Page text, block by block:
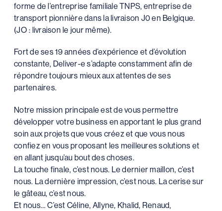
forme de l’entreprise familiale TNPS, entreprise de
transport pionnière dans la livraison J0 en Belgique.
(JO : livraison le jour même).
Fort de ses 19 années d’expérience et d’évolution
constante, Deliver-e s’adapte constamment afin de
répondre toujours mieux aux attentes de ses
partenaires.
Notre mission principale est de vous permettre
développer votre business en apportant le plus grand
soin aux projets que vous créez et que vous nous
confiez en vous proposant les meilleures solutions et
en allant jusqu’au bout des choses.
La touche finale, c’est nous. Le dernier maillon, c’est
nous. La dernière impression, c’est nous. La cerise sur
le gâteau, c’est nous.
Et nous… C’est Céline, Allyne, Khalid, Renaud,